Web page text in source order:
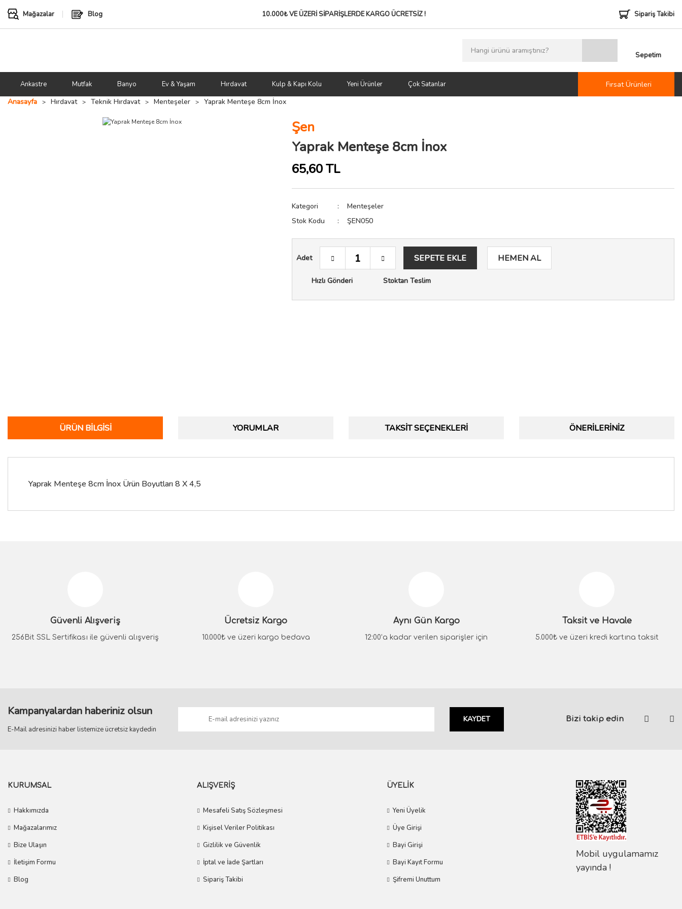
Mağazalar Blog 10.000₺ VE ÜZERİ SİPARİŞLERDEKARGO ÜCRETSİZ ! Sipariş Takibi
Sepetim
Ankastre Mutfak Banyo Ev & Yaşam Hırdavat Kulp & Kapı Kolu Yeni Ürünler Çok Satanlar
Fırsat Ürünleri
Anasayfa
Hırdavat Teknik Hırdavat Menteşeler Yaprak Menteşe 8cm İnox
Şen
Yaprak Menteşe 8cm İnox
65,60 TL
Kategori
Menteşeler
Stok Kodu
ŞEN050
Adet SEPETE EKLE HEMEN AL
Hızlı Gönderi Stoktan Teslim
ÜRÜN BILGISI YORUMLAR TAKSIT SEÇENEKLERI ÖNERILERINIZ
Yaprak Menteşe 8cm İnox Ürün Boyutları 8 X 4,5
Ürün bilgilerinde hatalar bulunuyor.
Ürün fiyatı diğer sitelerden daha pahalı.
Güvenli Alışveriş
256Bit SSL Sertifikası ile güvenli alışveriş
Ücretsiz Kargo
10.000₺ ve üzeri kargo bedava
Aynı Gün Kargo
12:00’a kadar verilen siparişler için
Taksit ve Havale
5.000₺ ve üzeri kredi kartına taksit
Kampanyalardan haberiniz olsun
E-Mail adresinizi haber listemize ücretsiz kaydedin
KAYDET Bizi takip edin
KURUMSAL
Hakkımızda
Mağazalarımız
Bize Ulaşın
İletişim Formu
Blog
ALIŞVERİŞ
Mesafeli Satış Sözleşmesi
Kişisel Veriler Politikası
Gizlilik ve Güvenlik
İptal ve İade Şartları
Sipariş Takibi
ÜYELİK
Yeni Üyelik
Üye Girişi
Bayi Girişi
Bayi Kayıt Formu
Şifremi Unuttum
Mobil uygulamamız
yayında !